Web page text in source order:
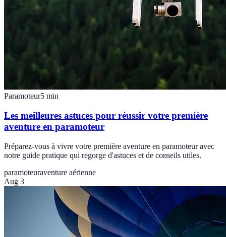
Paramoteur5 min
Les meilleures astuces pour réussir votre première
aventure en paramoteur
Préparez-vous à vivre votre première aventure en paramoteur avec
notre guide pratique qui regorge d'astuces et de conseils utiles.
paramoteuraventure aérienne
Aug 3